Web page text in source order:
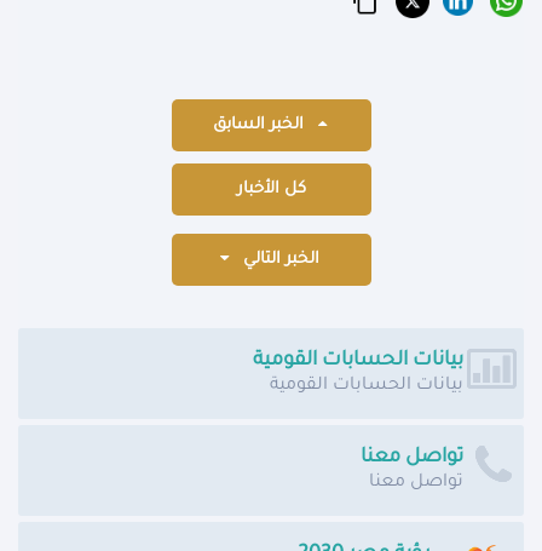
الخبر السابق
كل الأخبار
الخبر التالي
بيانات الحسابات القومية
بيانات الحسابات القومية
تواصل معنا
تواصل معنا